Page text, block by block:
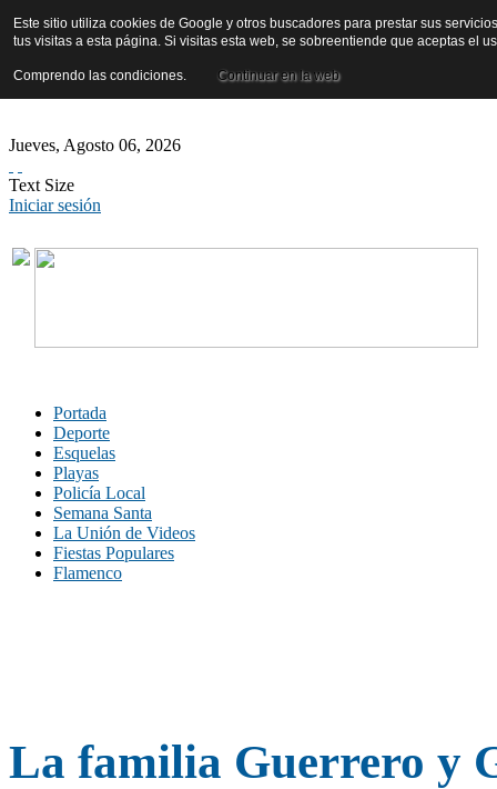
Jueves, Agosto 06, 2026
Text Size
Iniciar sesión
Portada
Deporte
Esquelas
Playas
Policía Local
Semana Santa
La Unión de Videos
Fiestas Populares
Flamenco
La familia Guerrero y
Este sitio utiliza cookies de Google y otros buscadores para prestar sus
tus visitas a esta página. Si visitas esta web, se sobreentiende que aceptas el
Comprendo las condiciones. Continuar en la web